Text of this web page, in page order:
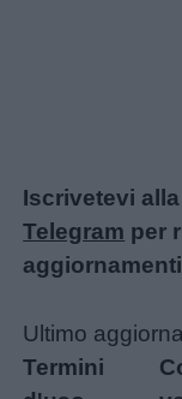
Iscrivetevi alla
Telegram per
Ultimo
Termini